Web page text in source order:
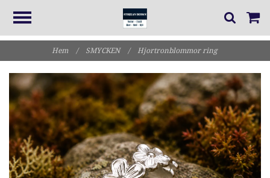
Hem / SMYCKEN / Hjortronblommor ring